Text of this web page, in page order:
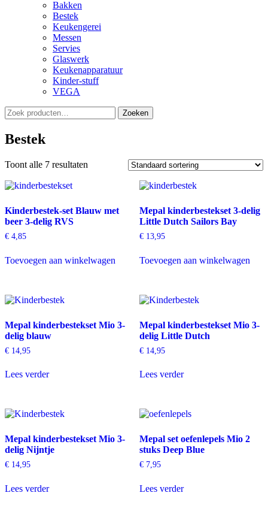
Bakken
Bestek
Keukengerei
Messen
Servies
Glaswerk
Keukenapparatuur
Kinder-stuff
VEGA
Zoeken
naar:
Zoeken
Bestek
Toont alle 7 resultaten
Kinderbestek-set Blauw met
beer 3-delig RVS
€ 4,85
Toevoegen aan winkelwagen
Mepal kinderbestekset 3-delig
Little Dutch Sailors Bay
€13,95
Toevoegen aan winkelwagen
Mepal kinderbestekset Mio 3-
delig blauw
€ 14,95
Lees verder
Mepal kinderbestekset Mio 3-
delig Little Dutch
€14,95
Lees verder
Mepal kinderbestekset Mio 3-
delig Nijntje
€ 14,95
Lees verder
Mepal set oefenlepels Mio 2
stuks Deep Blue
€7,95
Lees verder